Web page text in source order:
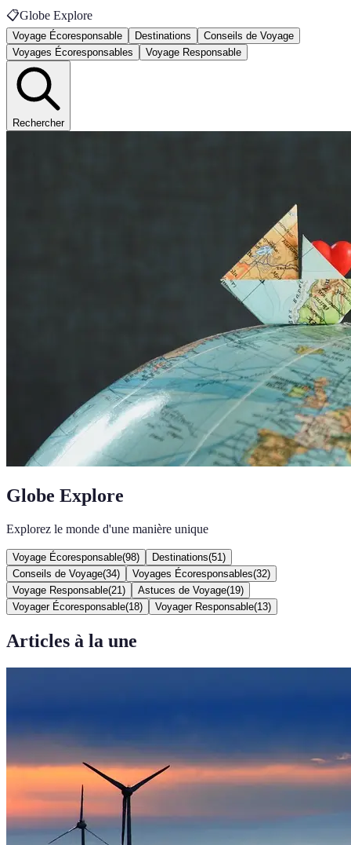
📋Globe Explore
Voyage Écoresponsable Destinations
Conseils de Voyage
Voyages Écoresponsables
Voyage Responsable
Rechercher
Globe Explore
Explorez le monde d'une manière unique
Voyage Écoresponsable(98) Destinations(51 )
Conseils de Voyage(34) Voyages Écoresponsables(32)
Voyage Responsable(21 ) Astuces de Voyage(19)
Voyager Écoresponsable(18) Voyager Responsable(13)
Articles à la une